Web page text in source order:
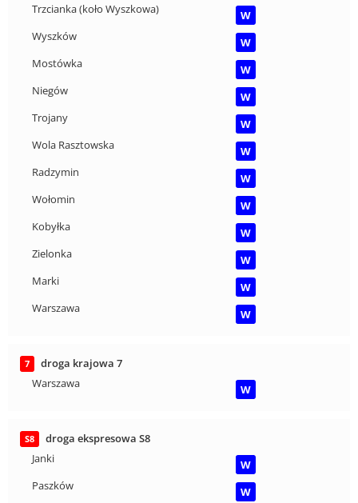
Trzcianka (koło Wyszkowa)
W
Wyszków
W
Mostówka
W
Niegów
W
Trojany
W
Wola Rasztowska
W
Radzymin
W
Wołomin
W
Kobyłka
W
Zielonka
W
Marki
W
Warszawa
W
7
droga krajowa 7
Warszawa
W
S8
droga ekspresowa S8
Janki
W
Paszków
W